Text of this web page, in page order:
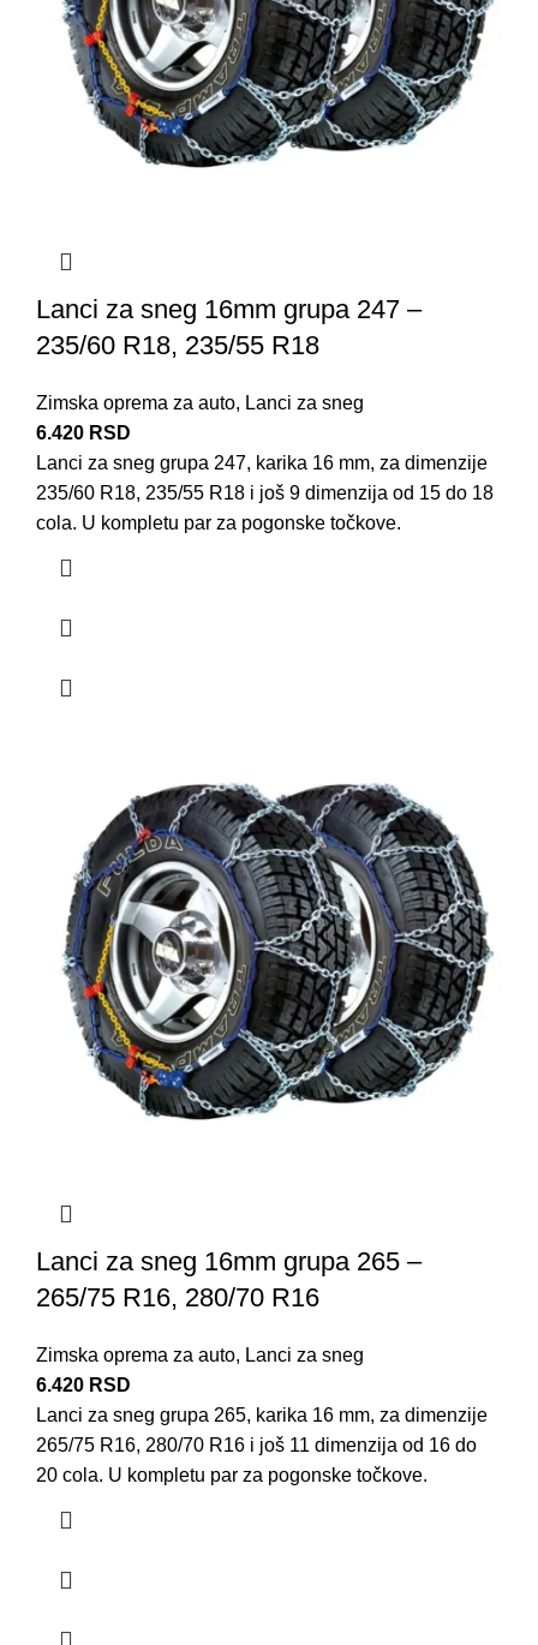
Lanci za sneg 16mm grupa 247 –
235/60 R18, 235/55 R18
Zimska oprema za auto, Lanci za sneg
6.420 RSD
Lanci za sneg grupa 247, karika 16 mm, za dimenzije
235/60 R18, 235/55 R18 i još 9 dimenzija od 15 do 18
cola. U kompletu par za pogonske točkove.
Lanci za sneg 16mm grupa 265 –
265/75 R16, 280/70 R16
Zimska oprema za auto, Lanci za sneg
6.420 RSD
Lanci za sneg grupa 265, karika 16 mm, za dimenzije
265/75 R16, 280/70 R16 i još 11 dimenzija od 16 do
20 cola. U kompletu par za pogonske točkove.